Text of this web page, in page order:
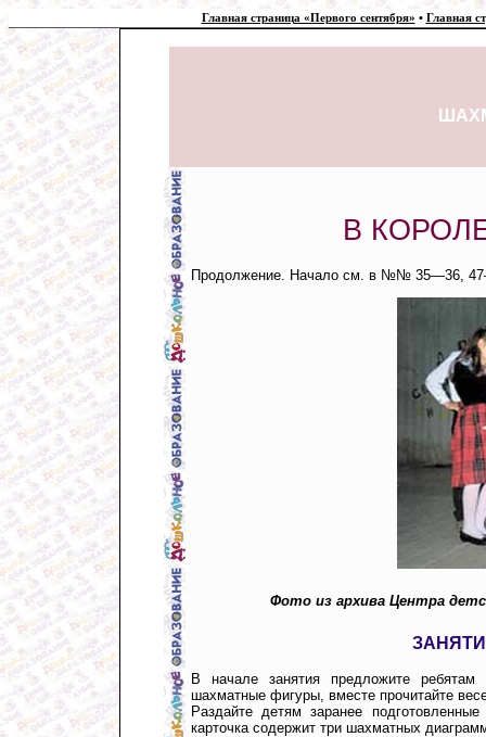
Главная страница «Первого сентября» • Главная
В
Продолжение. Начало см. в №№ 35—36,
Фото из архива Центра
В начале занятия предложите
шахматные фигуры, вместе прочитайте
Раздайте детям заранее
карточка содержит три шахматных